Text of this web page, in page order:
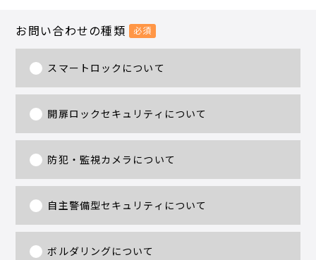
お問い合わせの種類 必須
スマートロックについて
開扉ロックセキュリティについて
防犯・監視カメラについて
自主警備型セキュリティについて
ボルダリングについて